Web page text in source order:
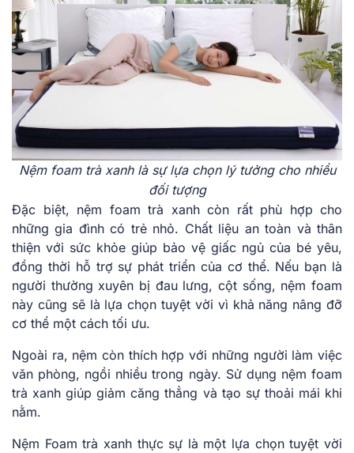
Nệm foam trà xanh là sự lựa chọn lý tưởng cho nhiều
đối tượng
Đặc biệt, nệm foam trà xanh còn rất phù hợp cho
những gia đình có trẻ nhỏ. Chất liệu an toàn và thân
thiện với sức khỏe giúp bảo vệ giấc ngủ của bé yêu,
đồng thời hỗ trợ sự phát triển của cơ thể. Nếu bạn là
người thường xuyên bị đau lưng, cột sống, nệm foam
này cũng sẽ là lựa chọn tuyệt vời vì khả năng nâng đỡ
cơ thể một cách tối ưu.
Ngoài ra, nệm còn thích hợp với những người làm việc
văn phòng, ngồi nhiều trong ngày. Sử dụng nệm foam
trà xanh giúp giảm căng thẳng và tạo sự thoải mái khi
nằm.
Nệm Foam trà xanh thực sự là một lựa chọn tuyệt vời